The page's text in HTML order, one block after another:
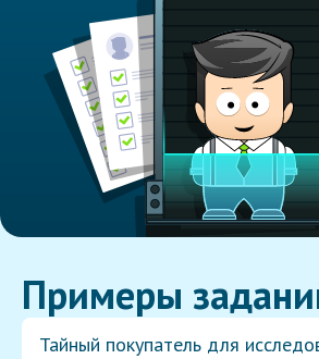
Примеры
Тайный покупатель для